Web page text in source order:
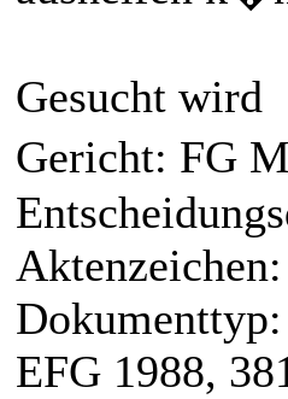
Gesucht wird
Gericht: FG
EFG 1988,